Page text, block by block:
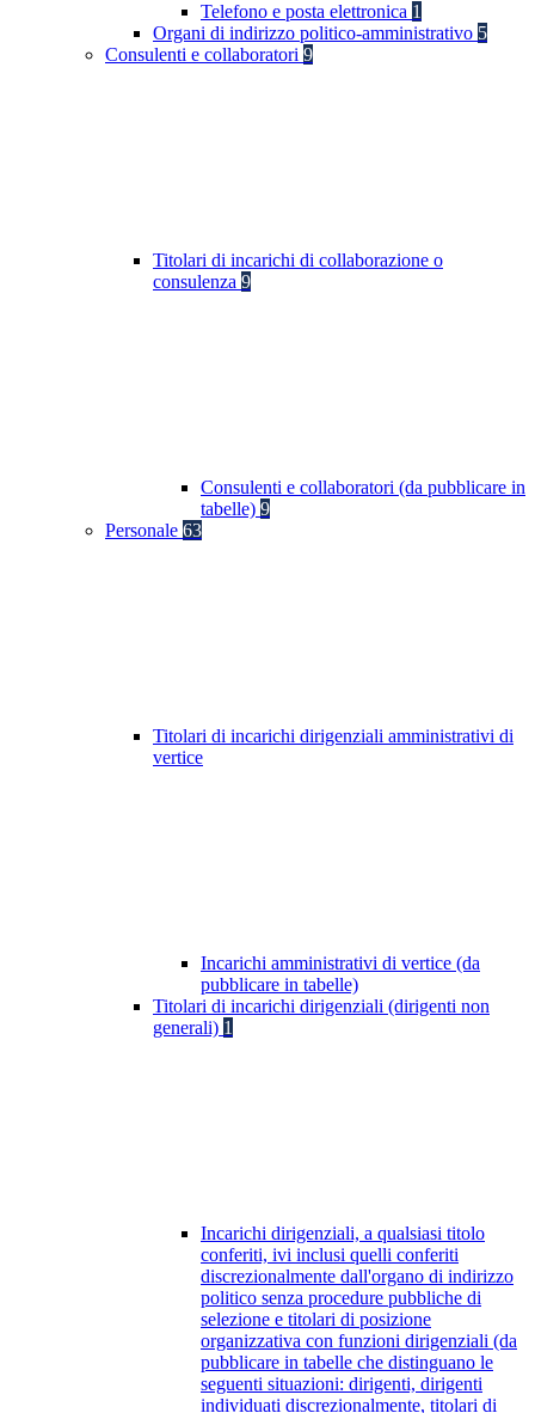
Telefono e posta elettronica 1
Organi di indirizzo politico-amministrativo 5
Consulenti e collaboratori 9
Titolari di incarichi di collaborazione o
consulenza 9
Consulenti e collaboratori (da pubblicare in
tabelle) 9
Personale 63
Titolari di incarichi dirigenziali amministrativi di
vertice
Incarichi amministrativi di vertice (da
pubblicare in tabelle)
Titolari di incarichi dirigenziali (dirigenti non
generali) 1
Incarichi dirigenziali, a qualsiasi titolo
conferiti, ivi inclusi quelli conferiti
discrezionalmente dall'organo di indirizzo
politico senza procedure pubbliche di
selezione e titolari di posizione
organizzativa con funzioni dirigenziali (da
pubblicare in tabelle che distinguano le
seguenti situazioni: dirigenti, dirigenti
individuati discrezionalmente, titolari di